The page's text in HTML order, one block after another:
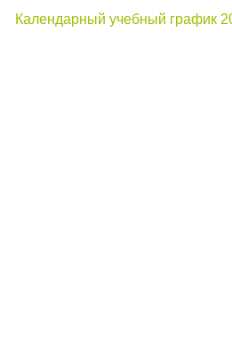
Календарный учебный график